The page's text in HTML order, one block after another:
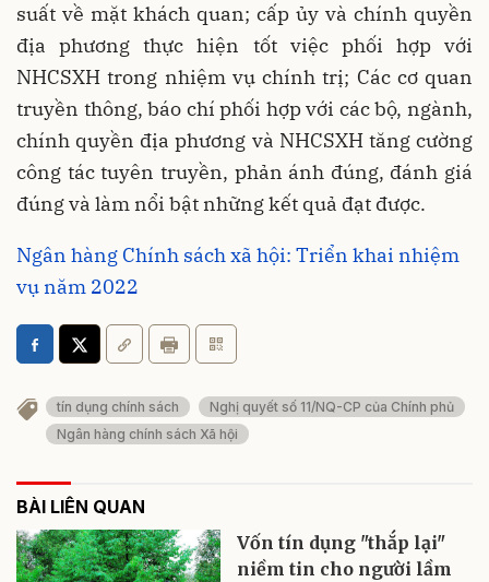
suất về mặt khách quan; cấp ủy và chính quyền
địa phương thực hiện tốt việc phối hợp với
NHCSXH trong nhiệm vụ chính trị; Các cơ quan
truyền thông, báo chí phối hợp với các bộ, ngành,
chính quyền địa phương và NHCSXH tăng cường
công tác tuyên truyền, phản ánh đúng, đánh giá
đúng và làm nổi bật những kết quả đạt được.
Ngân hàng Chính sách xã hội: Triển khai nhiệm
vụ năm 2022
tín dụng chính sách
Nghị quyết số 11/NQ-CP của Chính phủ
Ngân hàng chính sách Xã hội
BÀI LIÊN QUAN
Vốn tín dụng "thắp lại"
niềm tin cho người lầm